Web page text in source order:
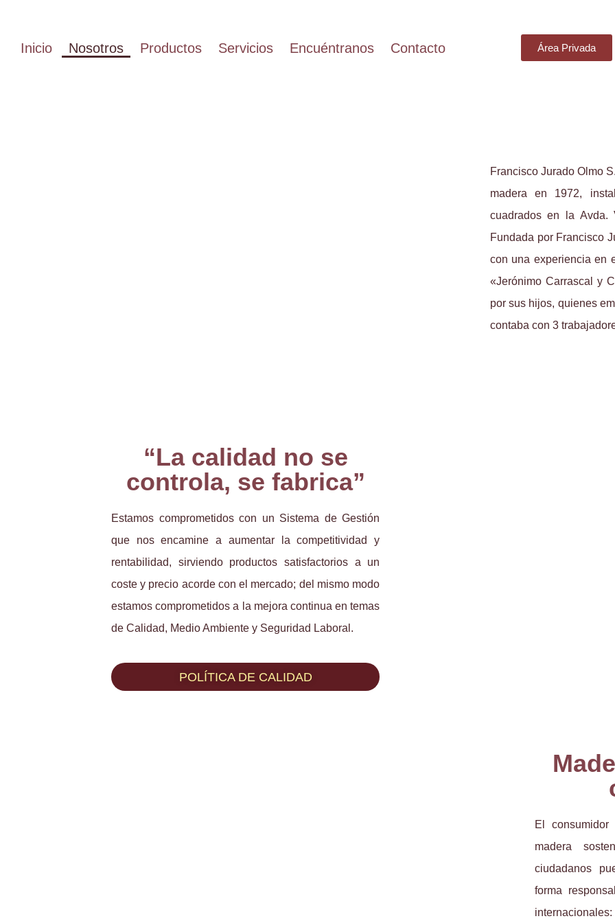
Inicio Nosotros Productos Servicios Encuéntranos Contacto Área Privada
Francisco Jurado Olmo
madera en 1972,
cuadrados en la Avda.
Fundada por Francisco
con una experiencia en
«Jerónimo Carrascal y
por sus hijos, quienes
contaba con 3
“La calidad no se
controla, se fabrica”
Estamos comprometidos con un Sistema de Gestión
que nos encamine a aumentar la competitividad y
rentabilidad, sirviendo productos satisfactorios a un
coste y precio acorde con el mercado; del mismo modo
estamos comprometidos a la mejora continua en temas
de Calidad, Medio Ambiente y Seguridad Laboral.
POLÍTICA DE CALIDAD
El
madera
ciudadanos
forma